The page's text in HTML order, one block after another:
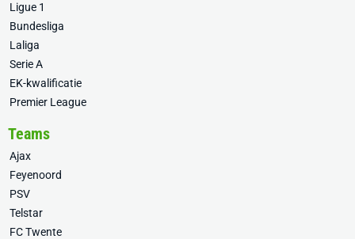
Ligue 1
Bundesliga
Laliga
Serie A
EK-kwalificatie
Premier League
Teams
Ajax
Feyenoord
PSV
Telstar
FC Twente